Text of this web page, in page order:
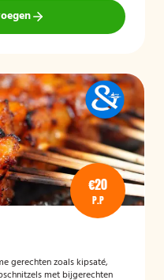
€20
P.P
gerechten zoals kipsaté,
met bijgerechten